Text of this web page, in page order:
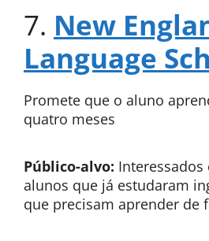
7. New
Language
Promete que o aluno
quatro meses
Público-alvo:
alunos que já estudaram
que precisam aprender de